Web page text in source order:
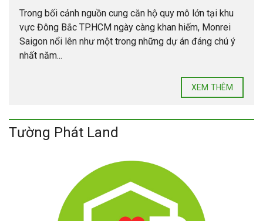
Trong bối cảnh nguồn cung căn hộ quy mô lớn tại khu
vực Đông Bắc TP.HCM ngày càng khan hiếm, Monrei
Saigon nổi lên như một trong những dự án đáng chú ý
nhất năm...
XEM THÊM
Tường Phát Land